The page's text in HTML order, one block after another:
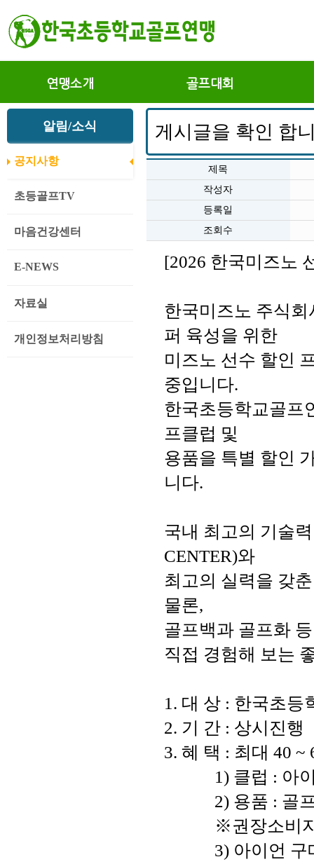
연맹소개 골프대회
알림/소식
공지사항
초등골프TV
마음건강센터
E-NEWS
자료실
개인정보처리방침
게시글을 확인 합
제목
작성자
등록일
조회수
[2026 한국미즈노
한국미즈노 주식
퍼 육성을 위한
미즈노 선수 할인
중입니다.
한국초등학교골프
프클럽 및
용품을 특별 할인
니다.
국내 최고의 기술
CENTER)와
최고의 실력을 갖
물론,
골프백과 골프화
직접 경험해 보는
1. 대 상 : 한국초등
2. 기 간 : 상시진행
3. 혜 택 : 최대 40
1) 클럽 : 아이언
2) 용품 : 골프백
※권장소비자
3) 아이언 구매